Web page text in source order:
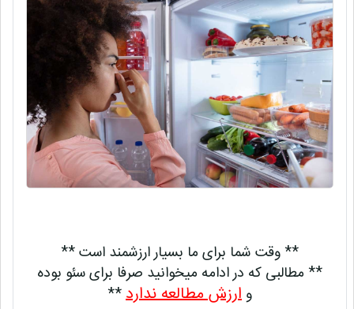
** وقت شما برای ما بسیار ارزشمند است **
** مطالبی که در ادامه میخوانید صرفا برای سئو بوده
وارزش مطالعه ندارد**